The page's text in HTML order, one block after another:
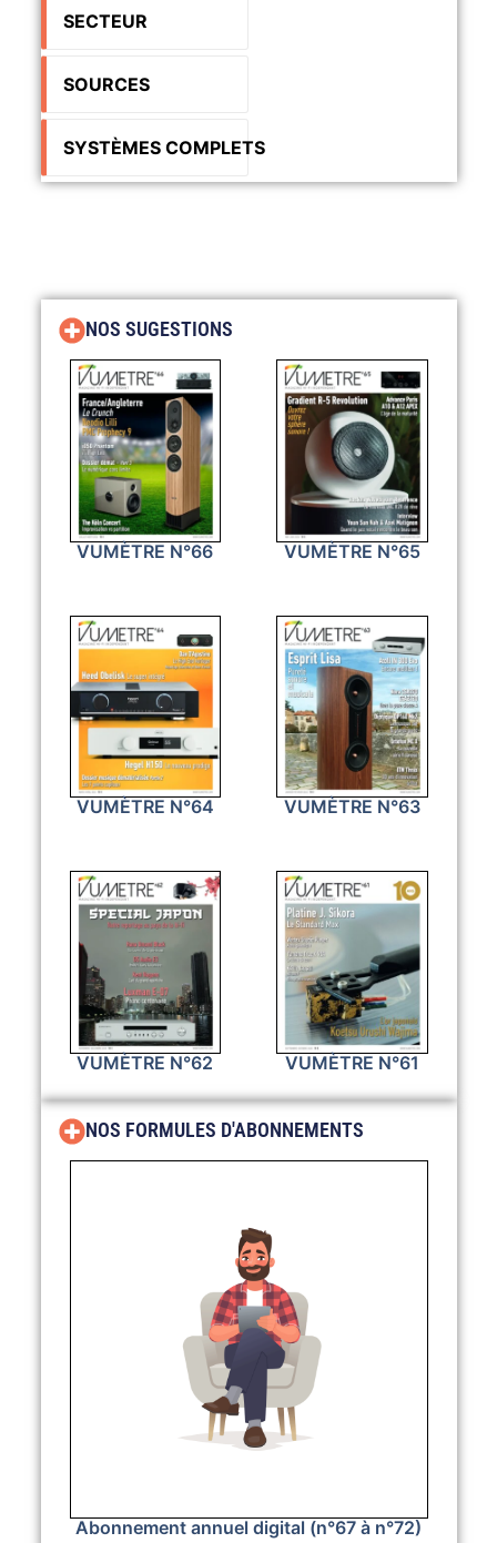
SECTEUR
SOURCES
SYSTÈMES COMPLETS
NOS SUGESTIONS
VUMÈTRE N°66 VUMÈTRE N°65
VUMÈTRE N°64 VUMÈTRE N°63
VUMÈTRE N°62 VUMÈTRE N°61
NOS FORMULES D'ABONNEMENTS
Abonnement annuel digital (n°67 à n°72)